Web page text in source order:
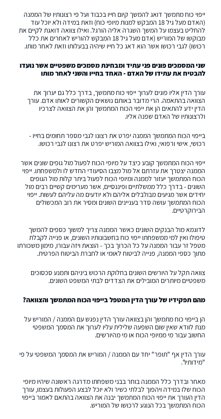
ייפוי כוח מתמשך דואג להמשך קיום חייו בכבוד ועל פי רצונותיו של הממנה
(האדם מעל גיל 18 המבקש למנות מיופי כוח) וזאת במידה ולא יוכל עוד
להחליט בעצמו על המשך השגרה אליה הורגל. ואילו צוואה דואגת לקיים את
מבוקשו של המוריש (אדם מעל גיל 18 המבקש להוריש לאחרים את כלל
רכושו) לגבי רכושו אשר הוא דאג כל חייו שיהיה בבעלותו וזאת לאחר מותו.
שני המסמכים פונים פני עתיד ומבחינת מסמכים משפטיים אשר נועדו
להבטיח את עתידו של האדם - האחד בחייו והשני לאחר מותו
עורך הדין אליו פונים לערוך ייפוי כוח מתמשך, בדרך כלל גם יערוך את
הצוואה בהתאמה. הרי מדובר באותם נושאים הקשורים לאותו אדם. עורך
הדין ידע להתאים הן את ייפוי הכוח המתמשך והן את הצוואה לצרכיו
ולרצונותיו של האדם שפנה אליו.
בייפוי הכוח המתמשך הממנה יפרט את רצונו לגבי מספר תחומים בחייו -
רכושי, אישי ורפואי, ואילו בצוואה המוריש יפרט את רצונו לגבי רכושו.
ייפוי הכוח המתמשך קובע כיצד על מיופי הכוח לפעול מול גופים שונים אשר
הממנה יצטרך את עזרתם אל מול מצבו הסיעודי החדש לו ולמשפחתו. ייפוי
הכוח המתמשך יעזור לממנה ומיופי הכוח לפעול ביתר קלות מול הגופים
השונים - בדרך כלל ממשלתיים ופיננסיים, אשר מערימים קשיים רבים מול
יחידים אשר מגיעים מבולבלים אליהם ולא יודעים מה עליהם לעשות. ייפוי
הכוח המתמשך עושה סדר בעניינים השונים ומסיר את רוב המכשולים
הבירוקרטיים.
לדוגמא מול הבנקים השונים כאשר הממנה צריך למשוך כספים להמשך
טיפולו ואין למי ממשפחתו ייפוי כוח בחשבונותיו השונים, או פנייה לקבלת
מטפל זר עבור הממנה על כל הכרוך בכך - הוצאת ויזה עבורו, מימון משכורתו
מתוך כספי הממנה, פנייה לביטוח לאומי או לחברת הביטוח הפרטית.
צוואה תקל על היורשים השונים בחלוקת הרכוש ביניהם ותמנע סכסוכים
משפטיים מיותרים המובילים את הצדדים לבתי המשפט השונים.
מהם תפקידיו של עורך הדין המטפל בייפוי הכוח המתמשך והצוואה?
הן בייפוי כוח מתמשך והן בצוואה עורך הדין נפגש עם הממנה / המוריש על
מנת לוודא שאין שום השפעה שלילית עליו לערוך את המסמך המשפטי
החשוב עבור מי ממיופי הכוח או מי מהיורשים.
עורך הדין אף "תופר" יחד עם הממנה / המוריש את המסמך המשפטי על פי
"מידותיו".
מאחר ובדרך כלל הממנה בוחר בבני משפחתו מדרגה ראשונה שיהיו מיופי
הכוח שלו במידה ויהפוך לבלתי כשיר ולא יוכל לבצע הפעולות בעצמו, עורך
הדין העורך את ייפוי הכוח המתמשך יבנה את הצוואה בהתאם לאמור בייפוי
הכוח המתמשך בכל הנוגע לרכושו של המוריש.